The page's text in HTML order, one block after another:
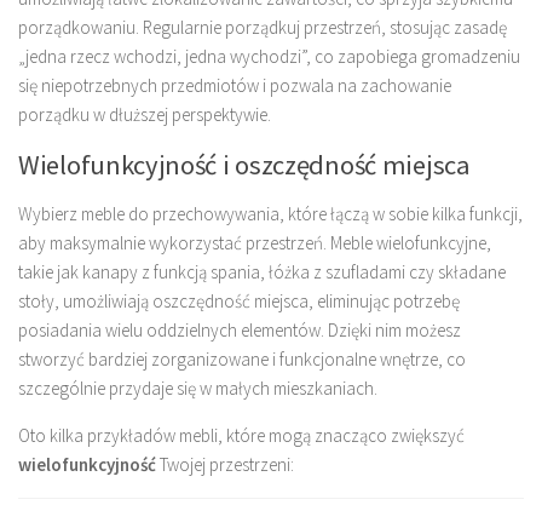
porządkowaniu. Regularnie porządkuj przestrzeń, stosując zasadę
„jedna rzecz wchodzi, jedna wychodzi”, co zapobiega gromadzeniu
się niepotrzebnych przedmiotów i pozwala na zachowanie
porządku w dłuższej perspektywie.
Wielofunkcyjność i oszczędność miejsca
Wybierz meble do przechowywania, które łączą w sobie kilka funkcji,
aby maksymalnie wykorzystać przestrzeń. Meble wielofunkcyjne,
takie jak kanapy z funkcją spania, łóżka z szufladami czy składane
stoły, umożliwiają oszczędność miejsca, eliminując potrzebę
posiadania wielu oddzielnych elementów. Dzięki nim możesz
stworzyć bardziej zorganizowane i funkcjonalne wnętrze, co
szczególnie przydaje się w małych mieszkaniach.
Oto kilka przykładów mebli, które mogą znacząco zwiększyć
wielofunkcyjnośćTwojej przestrzeni: